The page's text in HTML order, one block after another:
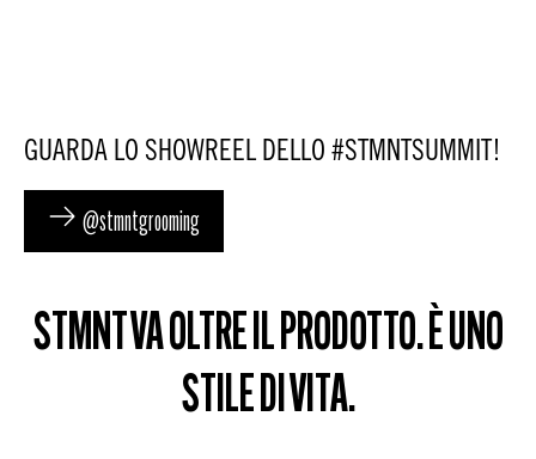
GUARDA LO SHOWREEL DELLO #STMNTSUMMIT!
@stmntgrooming
STMNT VA OLTRE IL PRODOTTO. È UNO
STILE DI VITA.